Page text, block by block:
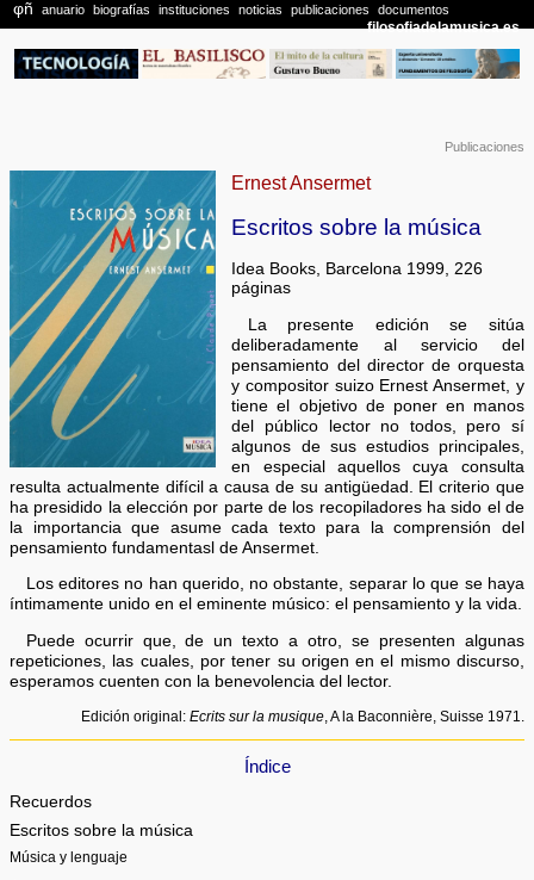
Publicaciones
Ernest Ansermet
Escritos sobre la música
Idea Books, Barcelona 1999, 226
páginas
La presente edición se sitúa
deliberadamente al servicio del
pensamiento del director de orquesta
y compositor suizo Ernest Ansermet, y
tiene el objetivo de poner en manos
del público lector no todos, pero sí
algunos de sus estudios principales,
en especial aquellos cuya consulta
resulta actualmente difícil a causa de su antigüedad. El criterio que
ha presidido la elección por parte de los recopiladores ha sido el de
la importancia que asume cada texto para la comprensión del
pensamiento fundamentasl de Ansermet.
Los editores no han querido, no obstante, separar lo que se haya
íntimamente unido en el eminente músico: el pensamiento y la vida.
Puede ocurrir que, de un texto a otro, se presenten algunas
repeticiones, las cuales, por tener su origen en el mismo discurso,
esperamos cuenten con la benevolencia del lector.
Edición original: Ecrits sur la musique, A la Baconnière, Suisse 1971.
Índice
Recuerdos
Escritos sobre la música
Música y lenguaje